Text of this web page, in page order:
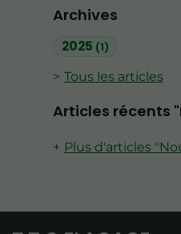
Archives
2025 (1)
Tous les articles
Articles récents
Plus d'articles